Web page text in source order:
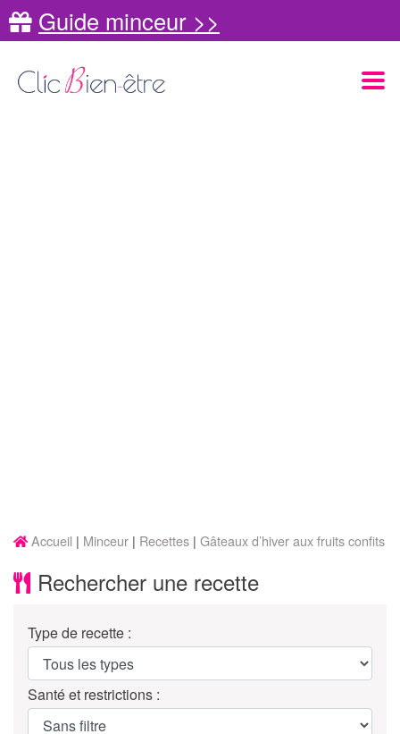
Guide minceur >>
Accueil Minceur Recettes Gâteaux d’hiver aux fruits confits
Rechercher une recette
Type de recette :
Santé et restrictions :